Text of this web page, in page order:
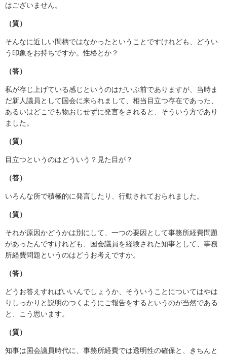
はございません。
（質）
そんなに近しい間柄ではなかったということですけれども、どうい
う印象をお持ちですか。性格とか？
（答）
私が存じ上げている感じというのはだいぶ前でありますが、当時ま
だ新人議員として国会に来られまして、相当目立つ存在であった、
あるいはどこでも物おじせずに発言をされると、そういう方であり
ました。
（質）
目立つというのはどういう？見た目が？
（答）
いろんな所で積極的に発言したり、行動されておられました。
（質）
それが原因かどうかは別にして、一つの要因として事務所経費問題
があったんですけれども、国会議員を経験された知事として、事務
所経費問題というのはどうお考えですか。
（答）
どうお答えすればいいんでしょうか、そういうことについてはやは
りしっかりと説明のつくようにご報告をするというのが当然である
と、こう思います。
（質）
知事は国会議員時代に、事務所経費では透明性の確保と、きちんと